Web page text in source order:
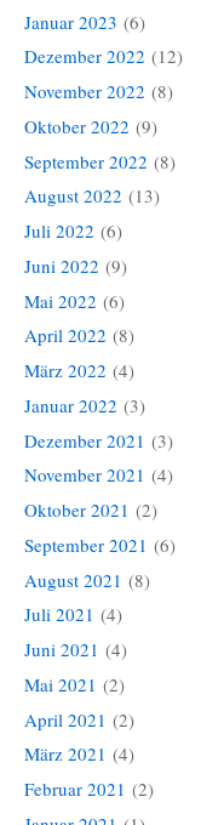
Januar 2023 (6)
Dezember 2022 (12)
November 2022 (8)
Oktober 2022 (9)
September 2022 (8)
August 2022 (13)
Juli 2022 (6)
Juni 2022 (9)
Mai 2022 (6)
April 2022 (8)
März 2022 (4)
Januar 2022 (3)
Dezember 2021 (3)
November 2021 (4)
Oktober 2021 (2)
September 2021 (6)
August 2021 (8)
Juli 2021 (4)
Juni 2021 (4)
Mai 2021 (2)
April 2021 (2)
März 2021 (4)
Februar 2021 (2)